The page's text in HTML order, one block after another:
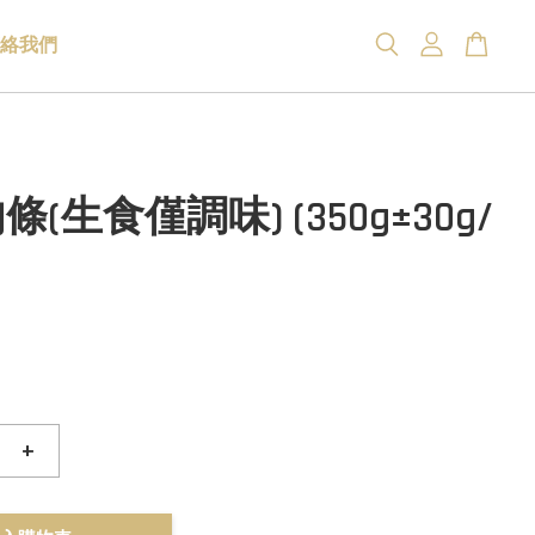
我們
(生食僅調味) (350g±30g/
+